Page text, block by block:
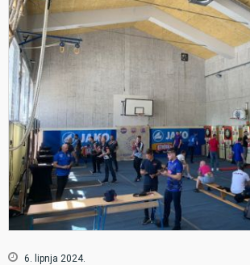
6. lipnja 2024.